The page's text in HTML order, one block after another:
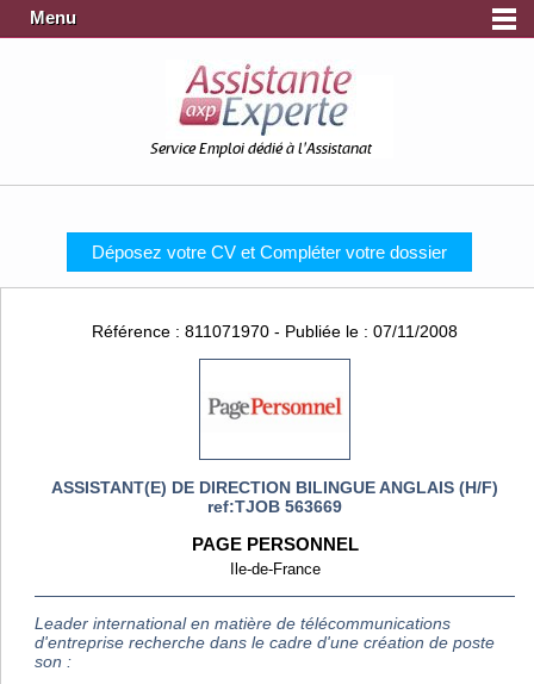
Menu
Service Emploi dédié à l'Assistanat
Déposez votre CV et Compléter votre dossier
Référence : 811071970 - Publiée le : 07/11/2008
ASSISTANT(E) DE DIRECTION BILINGUE ANGLAIS (H/F)
ref:TJOB 563669
PAGE PERSONNEL
Ile-de-France
Leader international en matière de télécommunications
d'entreprise recherche dans le cadre d'une création de poste
son :